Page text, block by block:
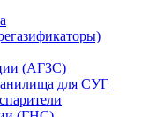
(АГЗС)
для СУГ